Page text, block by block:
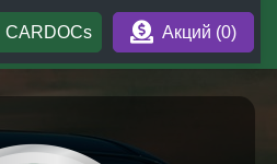
CARDOCs Акций (0)